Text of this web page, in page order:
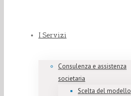
I Servizi
Consulenza e assistenza
societaria
Scelta del modello